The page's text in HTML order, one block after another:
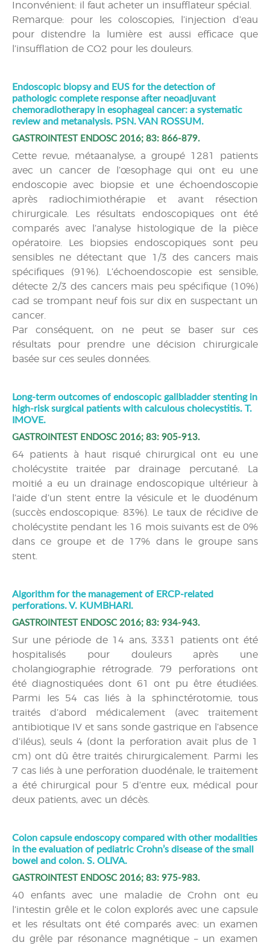
Inconvénient: il faut acheter un insufflateur spécial.
Remarque: pour les coloscopies, l’injection d’eau
pour distendre la lumière est aussi efficace que
l’insufflation de CO2 pour les douleurs.
Endoscopic biopsy and EUS for the detection of
pathologic complete response after neoadjuvant
chemoradiotherapy in esophageal cancer: a systematic
review and metanalysis. PSN. VAN ROSSUM.
GASTROINTEST ENDOSC 2016; 83: 866-879.
Cette revue, métaanalyse, a groupé 1281 patients
avec un cancer de l’œsophage qui ont eu une
endoscopie avec biopsie et une échoendoscopie
après radiochimiothérapie et avant résection
chirurgicale. Les résultats endoscopiques ont été
comparés avec l’analyse histologique de la pièce
opératoire. Les biopsies endoscopiques sont peu
sensibles ne détectant que 1/3 des cancers mais
spécifiques (91%). L’échoendoscopie est sensible,
détecte 2/3 des cancers mais peu spécifique (10%)
cad se trompant neuf fois sur dix en suspectant un
cancer.
Par conséquent, on ne peut se baser sur ces
résultats pour prendre une décision chirurgicale
basée sur ces seules données.
Long-term outcomes of endoscopic gallbladder stenting in
high-risk surgical patients with calculous cholecystitis. T.
IMOVE.
GASTROINTEST ENDOSC 2016; 83: 905-913.
64 patients à haut risqué chirurgical ont eu une
cholécystite traitée par drainage percutané. La
moitié a eu un drainage endoscopique ultérieur à
l’aide d’un stent entre la vésicule et le duodénum
(succès endoscopique: 83%). Le taux de récidive de
cholécystite pendant les 16 mois suivants est de 0%
dans ce groupe et de 17% dans le groupe sans
stent.
Algorithm for the management of ERCP-related
perforations. V. KUMBHARI.
GASTROINTEST ENDOSC 2016; 83: 934-943.
Sur une période de 14 ans, 3331 patients ont été
hospitalisés pour douleurs après une
cholangiographie rétrograde. 79 perforations ont
été diagnostiquées dont 61 ont pu être étudiées.
Parmi les 54 cas liés à la sphinctérotomie, tous
traités d’abord médicalement (avec traitement
antibiotique IV et sans sonde gastrique en l’absence
d’iléus), seuls 4 (dont la perforation avait plus de 1
cm) ont dû être traités chirurgicalement. Parmi les
7 cas liés à une perforation duodénale, le traitement
a été chirurgical pour 5 d’entre eux, médical pour
deux patients, avec un décès.
Colon capsule endoscopy compared with other modalities
in the evaluation of pediatric Crohn’s disease of the small
bowel and colon. S. OLIVA.
GASTROINTEST ENDOSC 2016; 83: 975-983.
40 enfants avec une maladie de Crohn ont eu
l’intestin grêle et le colon explorés avec une capsule
et les résultats ont été comparés avec: un examen
du grêle par résonance magnétique – un examen